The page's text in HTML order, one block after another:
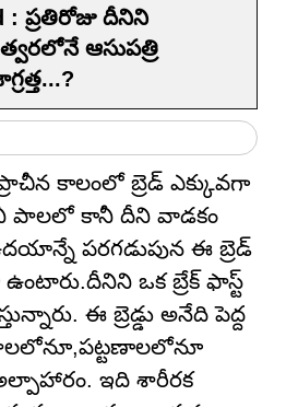
: ప్రతిరోజు దీనిని
ఆసుపత్రి
ప్రాచీన కాలంలో బ్రెడ్ ఎక్కువగా
పాలలో కానీ దీని వాడకం
పరగడుపున ఈ బ్రెడ్
ఒక బ్రేక్ ఫాస్ట్
ఈ బ్రెడ్డు అనేది పెద్ద
ఇది శారీరక